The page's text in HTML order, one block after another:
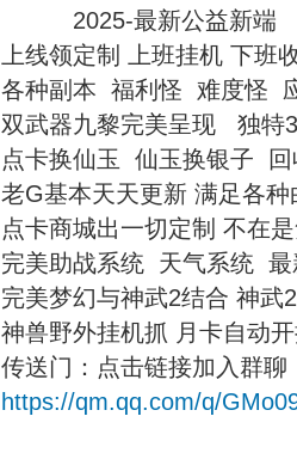
2025-最新公益新端
上线领定制 上班挂机 下班
各种副本 福利怪 难度怪
双武器九黎完美呈现 独特
点卡换仙玉 仙玉换银子 回
老G基本天天更新 满足各
点卡商城出一切定制 不在
完美助战系统 天气系统 最
完美梦幻与神武2结合 神武
神兽野外挂机抓 月卡自动
传送门：点击链接加入群
https://qm.qq.com/q/